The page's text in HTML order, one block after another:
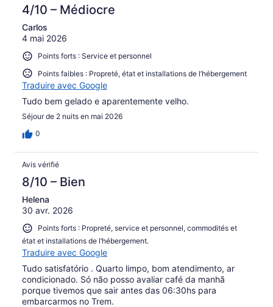
4/10 – Médiocre
Carlos
4 mai 2026
Points forts : Service et personnel
Points faibles : Propreté, état et installations de l’hébergement
Traduire avec Google
Tudo bem gelado e aparentemente velho.
Séjour de 2 nuits en mai 2026
0
Avis vérifié
8/10 – Bien
Helena
30 avr. 2026
Points forts : Propreté, service et personnel, commodités et
état et installations de l’hébergement.
Traduire avec Google
Tudo satisfatório . Quarto limpo, bom atendimento, ar
condicionado. Só não posso avaliar café da manhã
porque tivemos que sair antes das 06:30hs para
embarcarmos no Trem.